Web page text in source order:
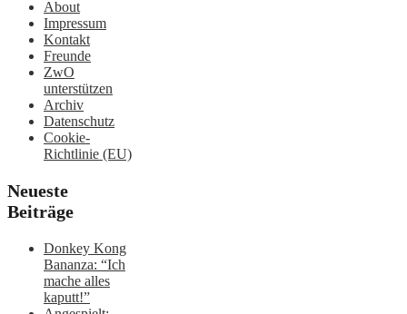
About
Impressum
Kontakt
Freunde
ZwO
unterstützen
Archiv
Datenschutz
Cookie-
Richtlinie (EU)
Neueste
Beiträge
Donkey Kong
Bananza: “Ich
mache alles
kaputt!”